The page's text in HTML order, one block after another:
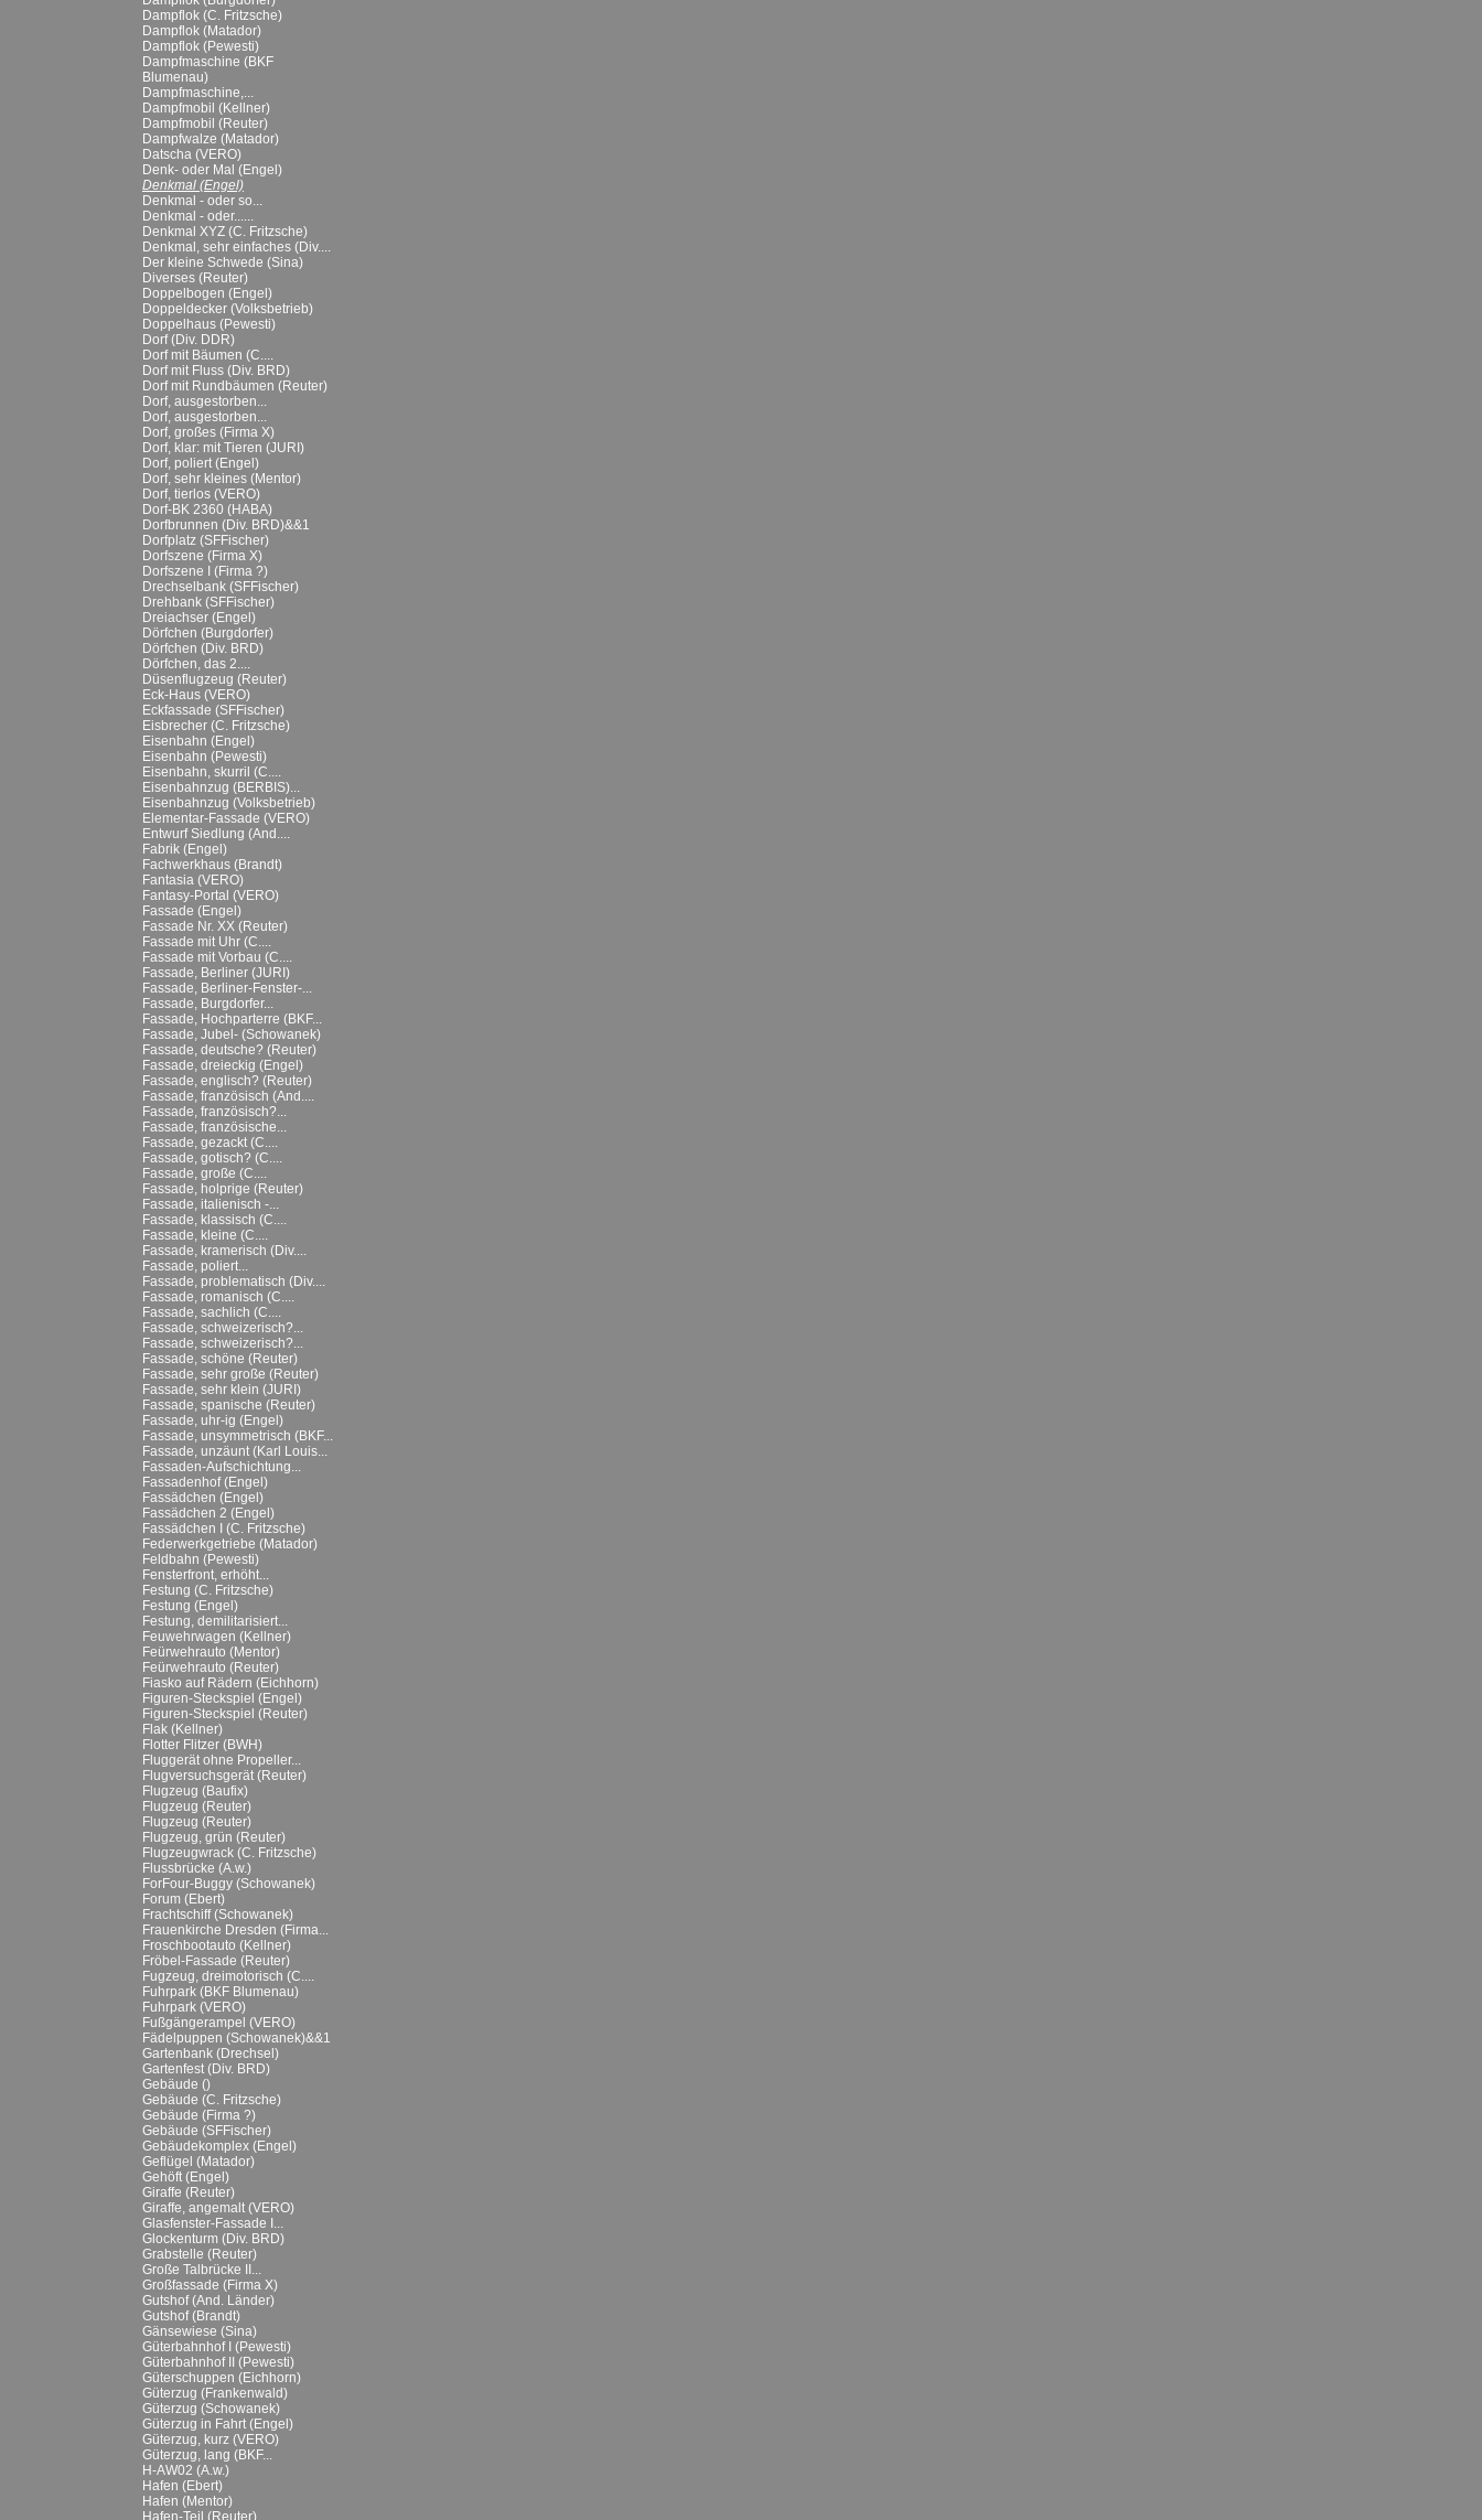
Dampflok (C. Fritzsche)
Dampflok (Matador)
Dampflok (Pewesti)
Dampfmaschine (BKF
Blumenau)
Dampfmaschine,...
Dampfmobil (Kellner)
Dampfmobil (Reuter)
Dampfwalze (Matador)
Datscha (VERO)
Denk- oder Mal (Engel)
Denkmal (Engel)
Denkmal - oder so...
Denkmal - oder......
Denkmal XYZ (C. Fritzsche)
Denkmal, sehr einfaches (Div....
Der kleine Schwede (Sina)
Diverses (Reuter)
Doppelbogen (Engel)
Doppeldecker (Volksbetrieb)
Doppelhaus (Pewesti)
Dorf (Div. DDR)
Dorf mit Bäumen (C....
Dorf mit Fluss (Div. BRD)
Dorf mit Rundbäumen (Reuter)
Dorf, ausgestorben...
Dorf, ausgestorben...
Dorf, großes (Firma X)
Dorf, klar: mit Tieren (JURI)
Dorf, poliert (Engel)
Dorf, sehr kleines (Mentor)
Dorf, tierlos (VERO)
Dorf-BK 2360 (HABA)
Dorfbrunnen (Div. BRD)&&1
Dorfplatz (SFFischer)
Dorfszene (Firma X)
Dorfszene I (Firma ?)
Drechselbank (SFFischer)
Drehbank (SFFischer)
Dreiachser (Engel)
Dörfchen (Burgdorfer)
Dörfchen (Div. BRD)
Dörfchen, das 2....
Düsenflugzeug (Reuter)
Eck-Haus (VERO)
Eckfassade (SFFischer)
Eisbrecher (C. Fritzsche)
Eisenbahn (Engel)
Eisenbahn (Pewesti)
Eisenbahn, skurril (C....
Eisenbahnzug (BERBIS)...
Eisenbahnzug (Volksbetrieb)
Elementar-Fassade (VERO)
Entwurf Siedlung (And....
Fabrik (Engel)
Fachwerkhaus (Brandt)
Fantasia (VERO)
Fantasy-Portal (VERO)
Fassade (Engel)
Fassade Nr. XX (Reuter)
Fassade mit Uhr (C....
Fassade mit Vorbau (C....
Fassade, Berliner (JURI)
Fassade, Berliner-Fenster-...
Fassade, Burgdorfer...
Fassade, Hochparterre (BKF...
Fassade, Jubel- (Schowanek)
Fassade, deutsche? (Reuter)
Fassade, dreieckig (Engel)
Fassade, englisch? (Reuter)
Fassade, französisch (And....
Fassade, französisch?...
Fassade, französische...
Fassade, gezackt (C....
Fassade, gotisch? (C....
Fassade, große (C....
Fassade, holprige (Reuter)
Fassade, italienisch -...
Fassade, klassisch (C....
Fassade, kleine (C....
Fassade, kramerisch (Div....
Fassade, poliert...
Fassade, problematisch (Div....
Fassade, romanisch (C....
Fassade, sachlich (C....
Fassade, schweizerisch?...
Fassade, schweizerisch?...
Fassade, schöne (Reuter)
Fassade, sehr große (Reuter)
Fassade, sehr klein (JURI)
Fassade, spanische (Reuter)
Fassade, uhr-ig (Engel)
Fassade, unsymmetrisch (BKF...
Fassade, unzäunt (Karl Louis...
Fassaden-Aufschichtung...
Fassadenhof (Engel)
Fassädchen (Engel)
Fassädchen 2 (Engel)
Fassädchen I (C. Fritzsche)
Federwerkgetriebe (Matador)
Feldbahn (Pewesti)
Fensterfront, erhöht...
Festung (C. Fritzsche)
Festung (Engel)
Festung, demilitarisiert...
Feuwehrwagen (Kellner)
Feürwehrauto (Mentor)
Feürwehrauto (Reuter)
Fiasko auf Rädern (Eichhorn)
Figuren-Steckspiel (Engel)
Figuren-Steckspiel (Reuter)
Flak (Kellner)
Flotter Flitzer (BWH)
Fluggerät ohne Propeller...
Flugversuchsgerät (Reuter)
Flugzeug (Baufix)
Flugzeug (Reuter)
Flugzeug (Reuter)
Flugzeug, grün (Reuter)
Flugzeugwrack (C. Fritzsche)
Flussbrücke (A.w.)
ForFour-Buggy (Schowanek)
Forum (Ebert)
Frachtschiff (Schowanek)
Frauenkirche Dresden (Firma...
Froschbootauto (Kellner)
Fröbel-Fassade (Reuter)
Fugzeug, dreimotorisch (C....
Fuhrpark (BKF Blumenau)
Fuhrpark (VERO)
Fußgängerampel (VERO)
Fädelpuppen (Schowanek)&&1
Gartenbank (Drechsel)
Gartenfest (Div. BRD)
Gebäude ()
Gebäude (C. Fritzsche)
Gebäude (Firma ?)
Gebäude (SFFischer)
Gebäudekomplex (Engel)
Geflügel (Matador)
Gehöft (Engel)
Giraffe (Reuter)
Giraffe, angemalt (VERO)
Glasfenster-Fassade I...
Glockenturm (Div. BRD)
Grabstelle (Reuter)
Große Talbrücke II...
Großfassade (Firma X)
Gutshof (And. Länder)
Gutshof (Brandt)
Gänsewiese (Sina)
Güterbahnhof I (Pewesti)
Güterbahnhof II (Pewesti)
Güterschuppen (Eichhorn)
Güterzug (Frankenwald)
Güterzug (Schowanek)
Güterzug in Fahrt (Engel)
Güterzug, kurz (VERO)
Güterzug, lang (BKF...
H-AW02 (A.w.)
Hafen (Ebert)
Hafen (Mentor)
Hafen-Teil (Reuter)